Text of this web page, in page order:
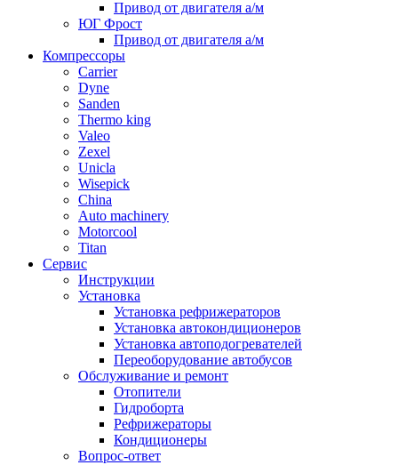
Привод от двигателя а/м
ЮГ Фрост
Привод от двигателя а/м
Компрессоры
Carrier
Dyne
Sanden
Thermo king
Valeo
Zexel
Unicla
Wisepick
China
Auto machinery
Motorcool
Titan
Сервис
Инструкции
Установка
Установка рефрижераторов
Установка автокондиционеров
Установка автоподогревателей
Переоборудование автобусов
Обслуживание и ремонт
Отопители
Гидроборта
Рефрижераторы
Кондиционеры
Вопрос-ответ